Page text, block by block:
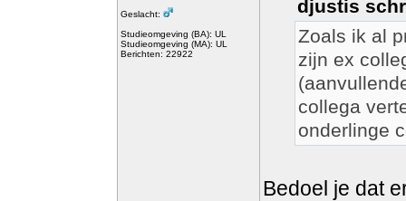
Geslacht:
Studieomgeving (BA): UL
Studieomgeving (MA): UL
Berichten: 22922
djustis
Zoals ik al
zijn ex
collega
onderlinge
Bedoel je dat